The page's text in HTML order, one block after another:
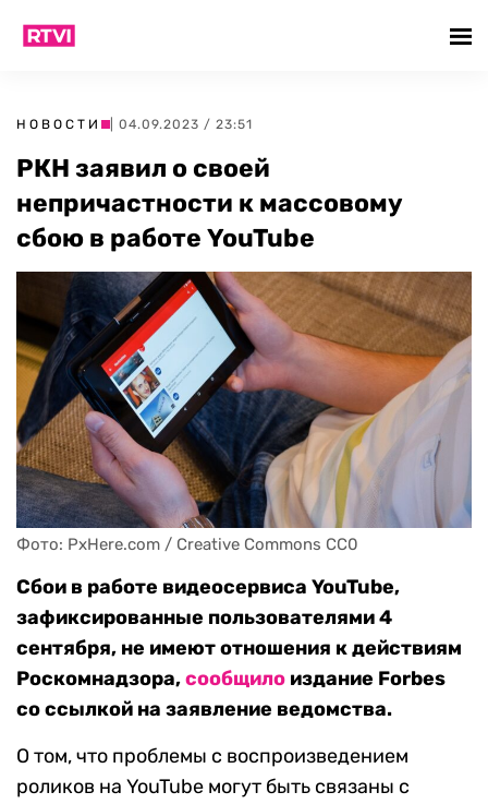
НОВОСТИ | 04.09.2023 / 23:51
РКН заявил о своей
непричастности к массовому
сбою в работе YouTube
Фото: PxHere.com / Creative Commons CC0
Сбои в работе видеосервиса YouTube,
зафиксированные пользователями 4
сентября, не имеют отношения к действиям
Роскомнадзора,сообщило издание Forbes
со ссылкой на заявление ведомства.
О том, что проблемы с воспроизведением
роликов на YouTube могут быть связаны с